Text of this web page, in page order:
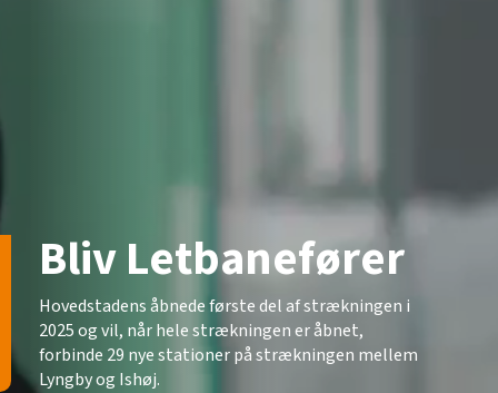
BlivLetbanefører
Hovedstadens åbnede første del af strækningen i
2025 og vil, når hele strækningen er åbnet,
forbinde 29 nye stationer på strækningen mellem
Lyngby og Ishøj.